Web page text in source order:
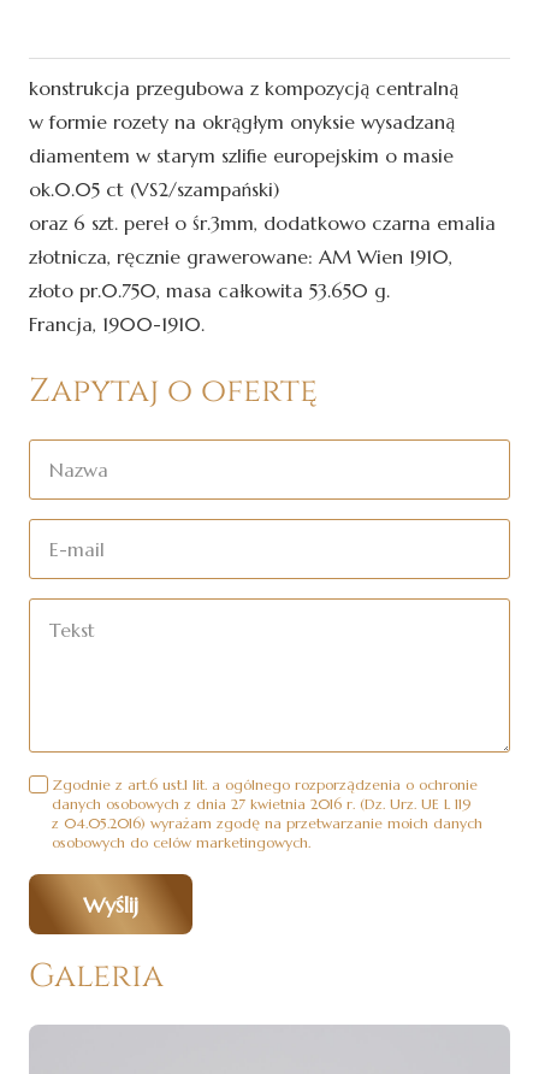
konstrukcja przegubowa z kompozycją centralną
w formie rozety na okrągłym onyksie wysadzaną
diamentem w starym szlifie europejskim o masie
ok.0.05 ct (VS2/szampański)
oraz 6 szt. pereł o śr.3mm, dodatkowo czarna emalia
złotnicza, ręcznie grawerowane: AM Wien 1910,
złoto pr.0.750, masa całkowita 53.650 g.
Francja, 1900-1910.
Zapytaj o ofertę
Zgodnie z art.6 ust.1 lit. a ogólnego rozporządzenia o ochronie
danych osobowych z dnia 27 kwietnia 2016 r. (Dz. Urz. UE L 119
z 04.05.2016) wyrażam zgodę na przetwarzanie moich danych
osobowych do celów marketingowych.
Wyślij
Galeria